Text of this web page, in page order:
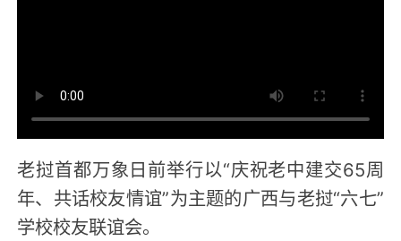
老挝首都万象日前举行以“庆祝老中建交65周
年、共话校友情谊”为主题的广西与老挝“六七”
学校校友联谊会。